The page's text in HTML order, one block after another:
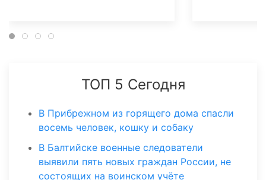
ТОП 5 Сегодня
В Прибрежном из горящего дома спасли
восемь человек, кошку и собаку
В Балтийске военные следователи
выявили пять новых граждан России, не
состоящих на воинском учёте